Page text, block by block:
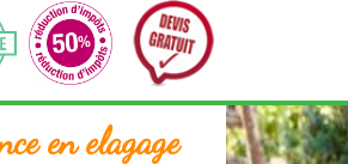
en elagage